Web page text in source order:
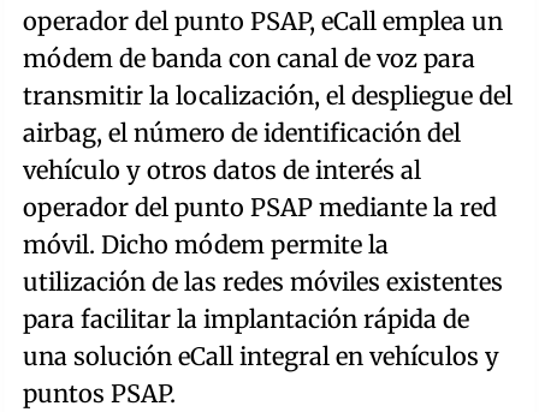
operador del punto PSAP, eCall emplea un
módem de banda con canal de voz para
transmitir la localización, el despliegue del
airbag, el número de identificación del
vehículo y otros datos de interés al
operador del punto PSAP mediante la red
móvil. Dicho módem permite la
utilización de las redes móviles existentes
para facilitar la implantación rápida de
una solución eCall integral en vehículos y
puntos PSAP.